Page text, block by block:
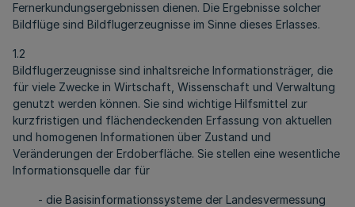
Fernerkundungsergebnissen dienen. Die Ergebnisse solcher
Bildflüge sind Bildflugerzeugnisse im Sinne dieses Erlasses.
1.2
Bildflugerzeugnisse sind inhaltsreiche Informationsträger, die
für viele Zwecke in Wirtschaft, Wissenschaft und Verwaltung
genutzt werden können. Sie sind wichtige Hilfsmittel zur
kurzfristigen und flächendeckenden Erfassung von aktuellen
und homogenen Informationen über Zustand und
Veränderungen der Erdoberfläche. Sie stellen eine wesentliche
Informationsquelle dar für
- die Basisinformationssysteme der Landesvermessung